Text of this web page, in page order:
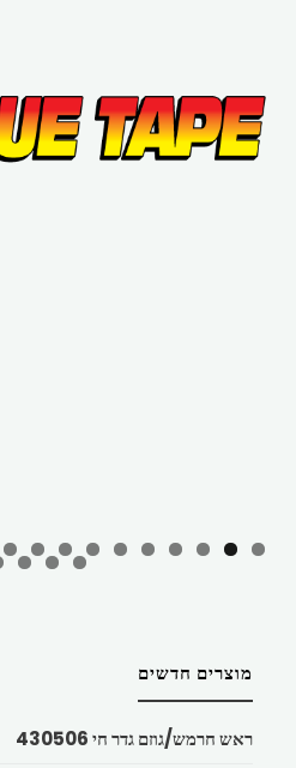
מוצרים חדשים
ראש חרמש/גוזם גדר חי 430506